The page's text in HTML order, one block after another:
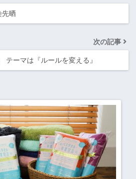
晒
次の記事
ーマは『ルールを変える』